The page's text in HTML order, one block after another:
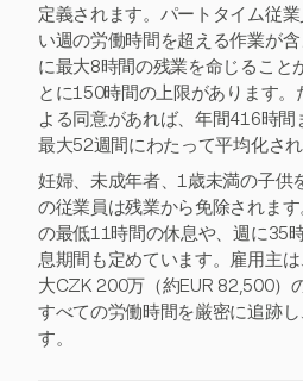
定義されます。パートタイム従
い週の労働時間を超える作業が
に最大8時間の残業を命じること
とに150時間の上限があります
よる同意があれば、年間416時間
最大52週間にわたって平均化され
妊婦、未成年者、1歳未満の子供
の従業員は残業から免除されま
の最低11時間の休息や、週に35
息期間も定めています。雇用主
大CZK 200万（約EUR 82,500）
すべての労働時間を厳密に追跡
す。